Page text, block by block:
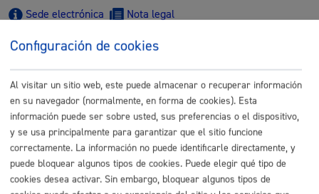
Sede electrónica Nota legal
Listado completo de Trámites
Actividades relacionadas con Cultura,
Euskera y Deporte
Consulta, corrección y traducción de textos breves
Configuración de cookies
Al visitar un sitio web, este puede almacenar o recuperar información
en su navegador (normalmente, en forma de cookies). Esta
información puede ser sobre usted, sus preferencias o el dispositivo,
y se usa principalmente para garantizar que el sitio funcione
correctamente. La información no puede identificarle directamente, y
puede bloquear algunos tipos de cookies. Puede elegir qué tipo de
cookies desea activar. Sin embargo, bloquear algunos tipos de